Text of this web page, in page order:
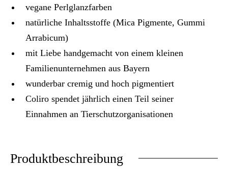
vegane Perlglanzfarben
natürliche Inhaltsstoffe (Mica Pigmente, Gummi
Arrabicum)
mit Liebe handgemacht von einem kleinen
Familienunternehmen aus Bayern
wunderbar cremig und hoch pigmentiert
Coliro spendet jährlich einen Teil seiner
Einnahmen an Tierschutzorganisationen
Produktbeschreibung